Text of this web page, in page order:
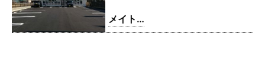
メイト
ドリー